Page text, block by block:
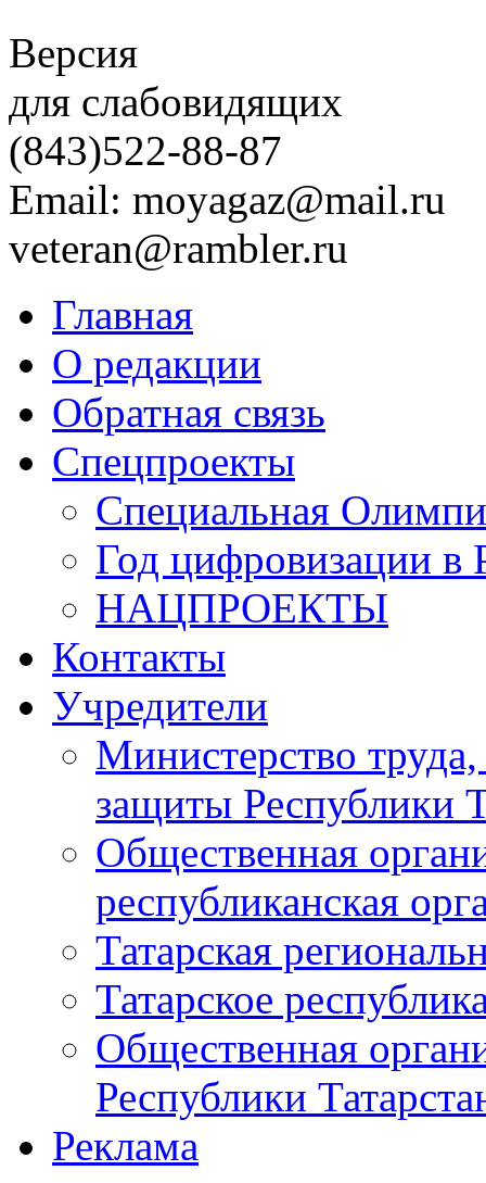
Версия
для слабовидящих
(843)522-88-87
Email: moyagaz@mail.ru
veteran@rambler.ru
Главная
О редакции
Обратная связь
Спецпроекты
Специальная
Год цифровизации в
НАЦПРОЕКТЫ
Контакты
Учредители
Министерство
защиты Республики
Общественная
республиканская
Татарская
Татарское
Общественная
Республики
Реклама